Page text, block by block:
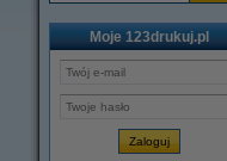
Moje 123drukuj.pl